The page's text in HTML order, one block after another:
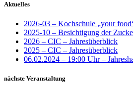
Aktuelles
2026-03 – Kochschule „your
2025-10 – Besichtigung der
2026 – CIC – Jahresüberblick
2025 – CIC – Jahresüberblick
06.02.2024 – 19:00 Uhr –
nächste Veranstaltung